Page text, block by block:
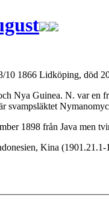
10 1866 Lidköping, död
Nya Guinea. N. var en
svampsläktet
1898 från Java men
Kina (1901.21.1-